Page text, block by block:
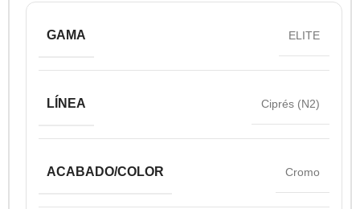
GAMA ELITE
LÍNEA Ciprés (N2)
ACABADO/COLOR Cromo